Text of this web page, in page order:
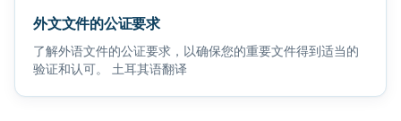
外文文件的公证要求
了解外语文件的公证要求，以确保您的重要文件得到适当的
验证和认可。 土耳其语翻译